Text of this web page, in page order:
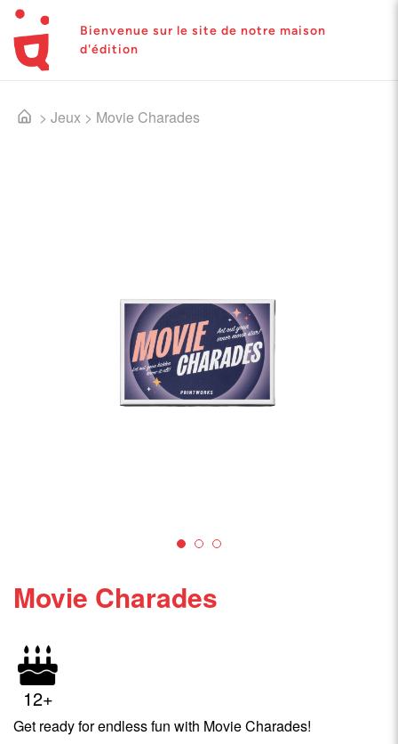
Bienvenue sur le site de notre maison
d'édition
> Jeux > Movie Charades
Movie Charades
12+
Get ready for endless fun with Movie Charades!